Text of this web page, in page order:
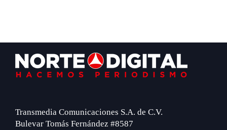
Footer
Transmedia Comunicaciones S.A. de C.V.
Bulevar Tomás Fernández #8587